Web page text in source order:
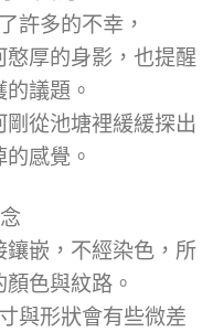
許多的不幸，
厚的身影，也提醒
議題。
從池塘裡緩緩探出
感覺。
鑲嵌，不經染色，所
色與紋路。
與形狀會有些微差